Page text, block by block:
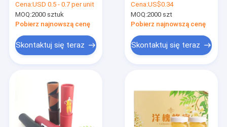
produkty
O nas
żywności
Niestandardowe
pudełko kartonowe
Cena:USD 0.5 - 0.7 per unit
MOQ:2000 sztuk
Pobierz najnowszą cenę
Skontaktuj się teraz
Kreatywne pudełko
papierowe na ziarno
Cena:US$0.34
MOQ:2000 szt
Pobierz najnowszą cenę
Skontaktuj się teraz